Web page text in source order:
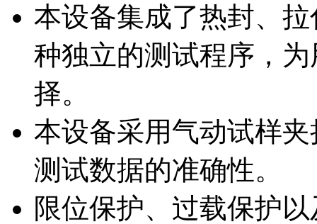
本设备集成了热封、
种独立的测试程序，
择。
本设备采用气动试样
测试数据的准确性。
限位保护、过载保护